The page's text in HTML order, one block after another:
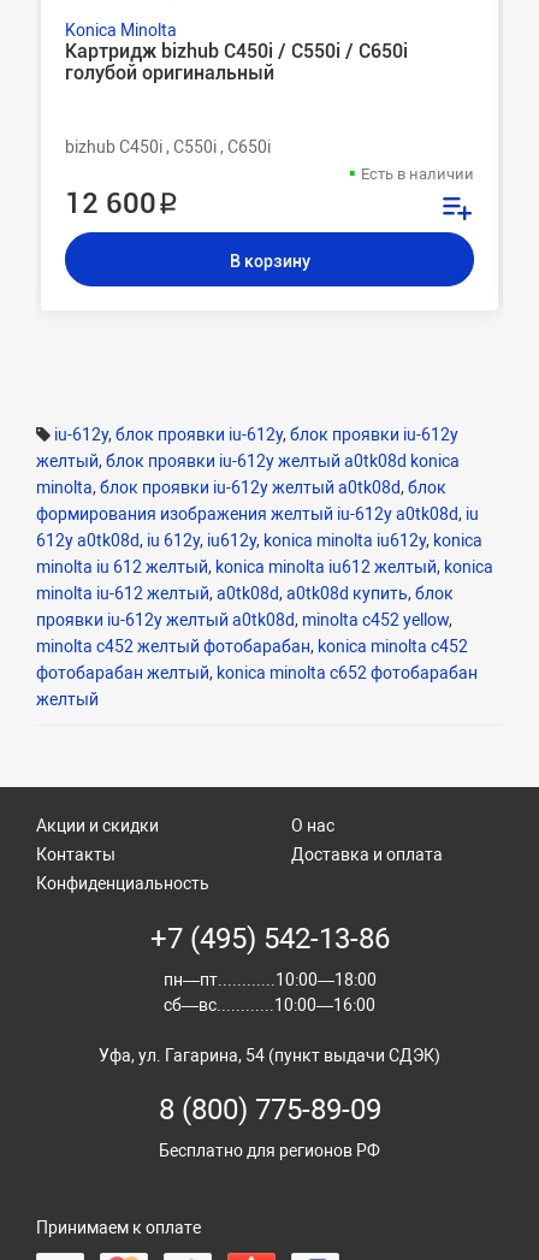
Konica Minolta
Картридж bizhub C450i / C550i / C650i
голубой оригинальный
bizhub C450i , C550i , C650i
Есть в наличии
12 600 ₽
В корзину
iu-612y, блок проявки iu-612y, блок проявки iu-612y
желтый, блок проявки iu-612y желтый a0tk08d konica
minolta, блок проявки iu-612y желтый a0tk08d, блок
формирования изображения желтый iu-612y a0tk08d, iu
612y a0tk08d, iu 612y, iu612y, konica minolta iu612y, konica
minolta iu 612 желтый, konica minolta iu612 желтый, konica
minolta iu-612 желтый, a0tk08d, a0tk08d купить, блок
проявки iu-612y желтый a0tk08d, minolta c452 yellow,
minolta c452 желтый фотобарабан, konica minolta c452
фотобарабан желтый, konica minolta c652 фотобарабан
желтый
Акции и скидки
Контакты
О нас
Доставка и оплата
Конфиденциальность
+7 (495) 542-13-86
пн—пт............10:00—18:00
сб—вс............10:00—16:00
Уфа, ул. Гагарина, 54 (пункт выдачи СДЭК)
8 (800) 775-89-09
Бесплатно для регионов РФ
Принимаем к оплате